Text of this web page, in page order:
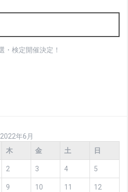
・検定開催決定！
2022年6月
木 金 土 日
2 3 4 5
9 10 11 12